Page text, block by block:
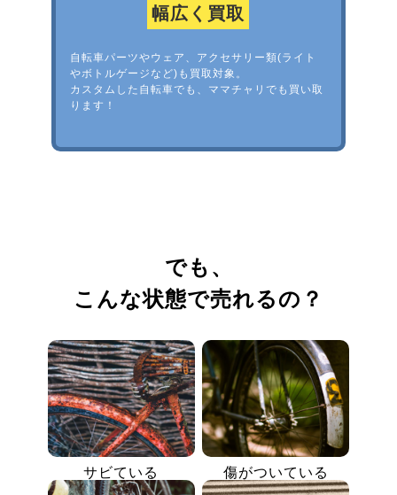
幅広く買取
自転車パーツやウェア、アクセサリー類(ライト
やボトルゲージなど)も買取対象。
カスタムした自転車でも、ママチャリでも買い取
ります！
でも、
こんな状態で売れるの？
サビている 傷がついている